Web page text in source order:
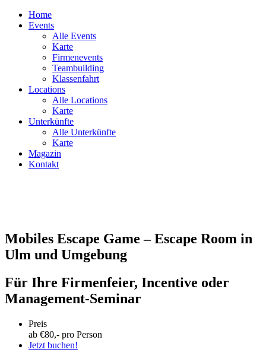
Home
Events
Alle Events
Karte
Firmenevents
Teambuilding
Klassenfahrt
Locations
Alle Locations
Karte
Unterkünfte
Alle Unterkünfte
Karte
Magazin
Kontakt
Mobiles Escape Game – Escape Room in
Ulm und Umgebung
Für Ihre Firmenfeier, Incentive oder
Management-Seminar
Preis
ab €80,- pro Person
Jetzt buchen!